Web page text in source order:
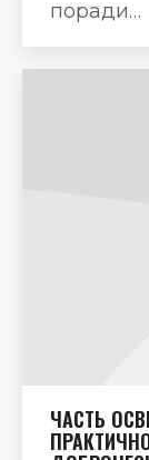
поради…
ЧАСТЬ